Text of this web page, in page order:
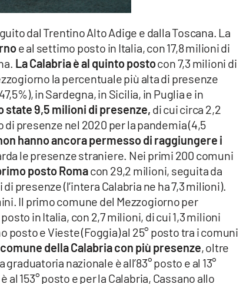
dal Trentino Alto Adige e dalla Toscana. La
e al settimo posto in Italia, con 17,8 milioni di
La Calabria è al quinto postocon 7,3 milioni di
la percentuale più alta di presenze
in Sardegna, in Sicilia, in Puglia e in
state 9,5 milioni di presenze, di cui circa 2,2
presenze nel 2020 per la pandemia (4,5
hanno ancora permesso di raggiungere i
le presenze straniere. Nei primi 200 comuni
posto Romacon 29,2 milioni, seguita da
di presenze (l’intera Calabria ne ha 7,3 milioni).
Il primo comune del Mezzogiorno per
in Italia, con 2,7 milioni, di cui 1,3 milioni
e Vieste (Foggia) al 25° posto tra i comuni
della Calabria con più presenze, oltre
graduatoria nazionale è all’83° posto e al 13°
153° posto e per la Calabria, Cassano allo